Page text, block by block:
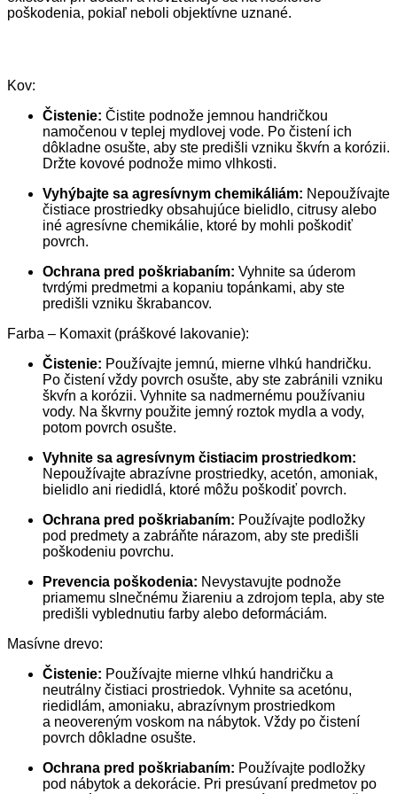
poškodenia, pokiaľ neboli objektívne uznané.
Kov:
Čistenie: Čistite podnože jemnou handričkou
namočenou v teplej mydlovej vode. Po čistení ich
dôkladne osušte, aby ste predišli vzniku škvŕn a korózii.
Držte kovové podnože mimo vlhkosti.
Vyhýbajte sa agresívnym chemikáliám: Nepoužívajte
čistiace prostriedky obsahujúce bielidlo, citrusy alebo
iné agresívne chemikálie, ktoré by mohli poškodiť
povrch.
Ochrana pred poškriabaním: Vyhnite sa úderom
tvrdými predmetmi a kopaniu topánkami, aby ste
predišli vzniku škrabancov.
Farba – Komaxit (práškové lakovanie):
Čistenie: Používajte jemnú, mierne vlhkú handričku.
Po čistení vždy povrch osušte, aby ste zabránili vzniku
škvŕn a korózii. Vyhnite sa nadmernému používaniu
vody. Na škvrny použite jemný roztok mydla a vody,
potom povrch osušte.
Vyhnite sa agresívnym čistiacim prostriedkom:
Nepoužívajte abrazívne prostriedky, acetón, amoniak,
bielidlo ani riedidlá, ktoré môžu poškodiť povrch.
Ochrana pred poškriabaním: Používajte podložky
pod predmety a zabráňte nárazom, aby ste predišli
poškodeniu povrchu.
Prevencia poškodenia: Nevystavujte podnože
priamemu slnečnému žiareniu a zdrojom tepla, aby ste
predišli vyblednutiu farby alebo deformáciám.
Masívne drevo:
Čistenie: Používajte mierne vlhkú handričku a
neutrálny čistiaci prostriedok. Vyhnite sa acetónu,
riedidlám, amoniaku, abrazívnym prostriedkom
a neovereným voskom na nábytok. Vždy po čistení
povrch dôkladne osušte.
Ochrana pred poškriabaním: Používajte podložky
pod nábytok a dekorácie. Pri presúvaní predmetov po